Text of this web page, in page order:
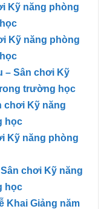
Kỹ năng phòng
Kỹ năng phòng
– Sân chơi Kỹ
trường học
chơi Kỹ năng
học
Kỹ năng phòng
chơi Kỹ năng
học
Khai Giảng năm